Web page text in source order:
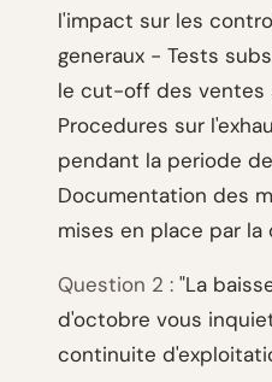
l'impact sur les
generaux - Tests
le cut-off des
Procedures sur
pendant la periode
Documentation des
mises en place par la
Question 2 : "La
d'octobre vous
continuite